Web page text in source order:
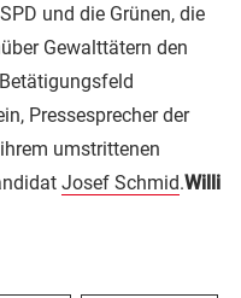
und die Grünen, die
Gewalttätern den
Pressesprecher der
umstrittenen
Josef Schmid.Willi